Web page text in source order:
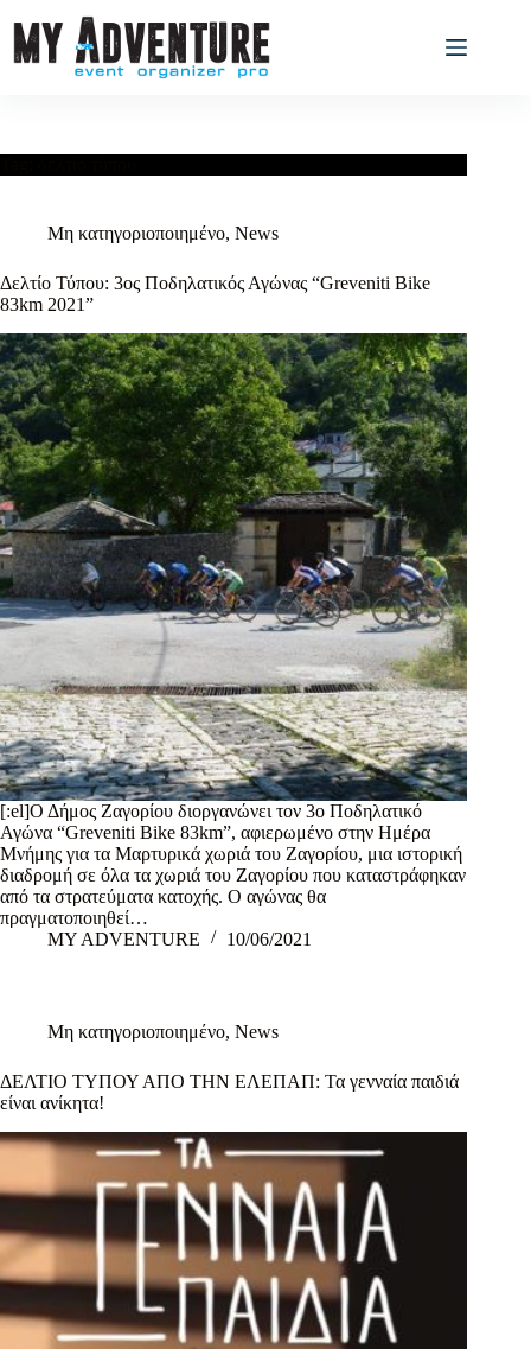
Μη κατηγοριοποιημένο, News
Δελτίο Τύπου: 3ος Ποδηλατικός Αγώνας “Greveniti Bike
83km 2021”
[:el]Ο Δήμος Ζαγορίου διοργανώνει τον 3ο Ποδηλατικό
Αγώνα “Greveniti Bike 83km”, αφιερωμένο στην Ημέρα
Μνήμης για τα Μαρτυρικά χωριά του Ζαγορίου, μια ιστορική
διαδρομή σε όλα τα χωριά του Ζαγορίου που καταστράφηκαν
από τα στρατεύματα κατοχής. Ο αγώνας θα
πραγματοποιηθεί…
MY ADVENTURE
10/06/2021
Μη κατηγοριοποιημένο, News
ΔΕΛΤΙΟ ΤΥΠΟΥ ΑΠΟ ΤΗΝ ΕΛΕΠΑΠ: Τα γενναία παιδιά
είναι ανίκητα!